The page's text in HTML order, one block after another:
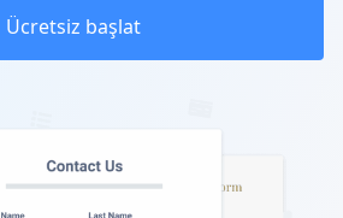
Ücretsiz başlat